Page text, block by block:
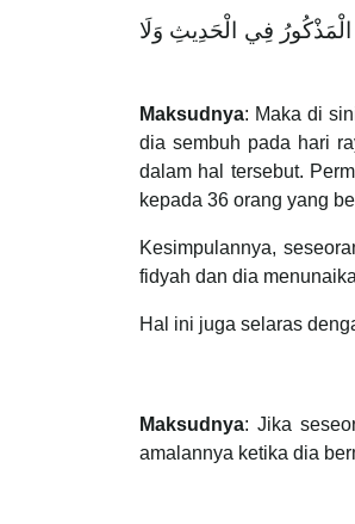
فِي الْحَدِيثِ وَلَا
Maksudnya: Maka di
dia sembuh pada hari
dalam hal tersebut.
kepada 36 orang yang
Kesimpulannya,
fidyah dan dia
Hal ini juga selaras
Maksudnya: Jika
amalannya ketika dia